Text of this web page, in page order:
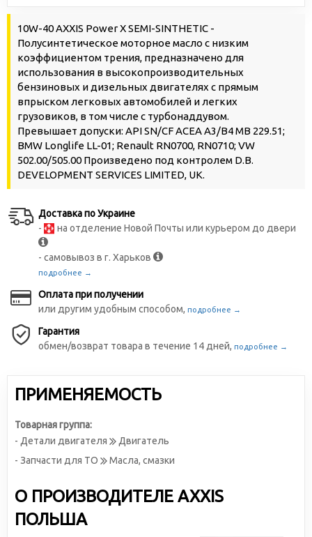
10W-40 AXXIS Power X SEMI-SINTHETIC -
Полусинтетическое моторное масло с низким
коэффициентом трения, предназначено для
использования в высокопроизводительных
бензиновых и дизельных двигателях с прямым
впрыском легковых автомобилей и легких
грузовиков, в том числе с турбонаддувом.
Превышает допуски: API SN/CF ACEA A3/B4 MB 229.51;
BMW Longlife LL-01; Renault RN0700, RN0710; VW
502.00/505.00 Произведено под контролем D.B.
DEVELOPMENT SERVICES LIMITED, UK.
Доставка по Украине
-
на отделение Новой Почты или курьером до двери
- самовывоз в г. Харьков
подробнее →
Оплата при получении
или другим удобным способом, подробнее →
Гарантия
обмен/возврат товара в течение 14 дней, подробнее →
ПРИМЕНЯЕМОСТЬ
Товарная группа:
- Детали двигателя
Двигатель
- Запчасти для ТО
Масла, смазки
О ПРОИЗВОДИТЕЛЕ AXXIS
ПОЛЬША